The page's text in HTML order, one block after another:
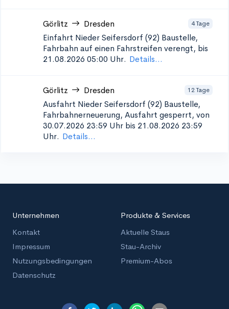
Görlitz Dresden 4 Tage
Einfahrt Nieder Seifersdorf (92) Baustelle,
Fahrbahn auf einen Fahrstreifen verengt, bis
21.08.2026 05:00 Uhr. Details...
Görlitz Dresden 12 Tage
Ausfahrt Nieder Seifersdorf (92) Baustelle,
Fahrbahnerneuerung, Ausfahrt gesperrt, von
30.07.2026 23:59 Uhr bis 21.08.2026 23:59
Uhr. Details...
Unternehmen
Kontakt
Impressum
Nutzungsbedingungen
Datenschutz
Produkte & Services
Aktuelle Staus
Stau-Archiv
Premium-Abos